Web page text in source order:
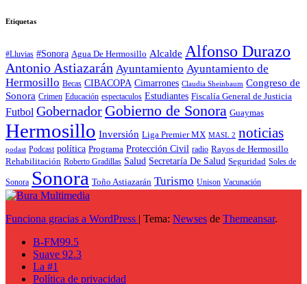
Etiquetas
#Lluvias #Sonora Agua De Hermosillo Alcalde Alfonso Durazo
Antonio Astiazarán Ayuntamiento Ayuntamiento de
Hermosillo Becas CIBACOPA Cimarrones Claudia Sheinbaum Congreso de
Sonora Crimen Educación espectaculos Estudiantes Fiscalía General de Justicia
Futbol Gobernador Gobierno de Sonora Guaymas
Hermosillo Inversión Liga Premier MX MASL 2 noticias
podast Podcast política Programa Protección Civil radio Rayos de Hermosillo
Rehabilitación Roberto Gradillas Salud Secretaría De Salud Seguridad Soles de
Sonora Sonora Toño Astiazarán Turismo Unison Vacunación
Funciona gracias a WordPress | Tema: Newses de Themeansar.
B-FM99.5
Suave 92.3
La #1
Política de privacidad